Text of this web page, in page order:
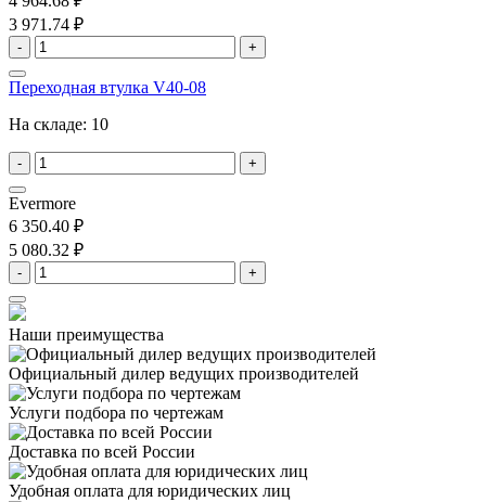
3 971.74 ₽
- +
Переходная втулка V40-08
На складе: 10
- +
Evermore
6 350.40 ₽
5 080.32 ₽
- +
Наши преимущества
Официальный дилер ведущих производителей
Услуги подбора по чертежам
Доставка по всей России
Удобная оплата для юридических лиц